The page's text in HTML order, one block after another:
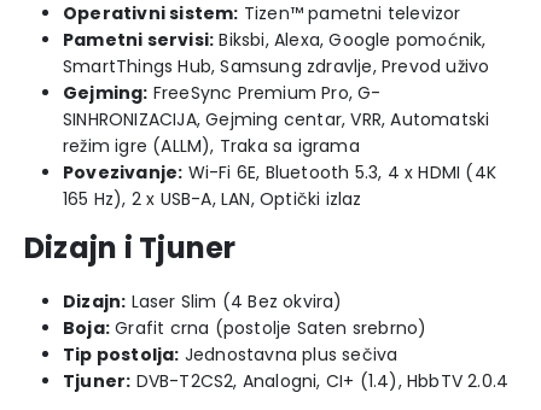
Operativni sistem: Tizen™ pametni televizor
Pametni servisi: Biksbi, Alexa, Google pomoćnik,
SmartThings Hub, Samsung zdravlje, Prevod uživo
Gejming: FreeSync Premium Pro, G-
SINHRONIZACIJA, Gejming centar, VRR, Automatski
režim igre (ALLM), Traka sa igrama
Povezivanje: Wi-Fi 6E, Bluetooth 5.3, 4 x HDMI (4K
165 Hz), 2 x USB-A, LAN, Optički izlaz
Dizajn i Tjuner
Dizajn: Laser Slim (4 Bez okvira)
Boja: Grafit crna (postolje Saten srebrno)
Tip postolja: Jednostavna plus sečiva
Tjuner: DVB-T2CS2, Analogni, CI+ (1.4), HbbTV 2.0.4